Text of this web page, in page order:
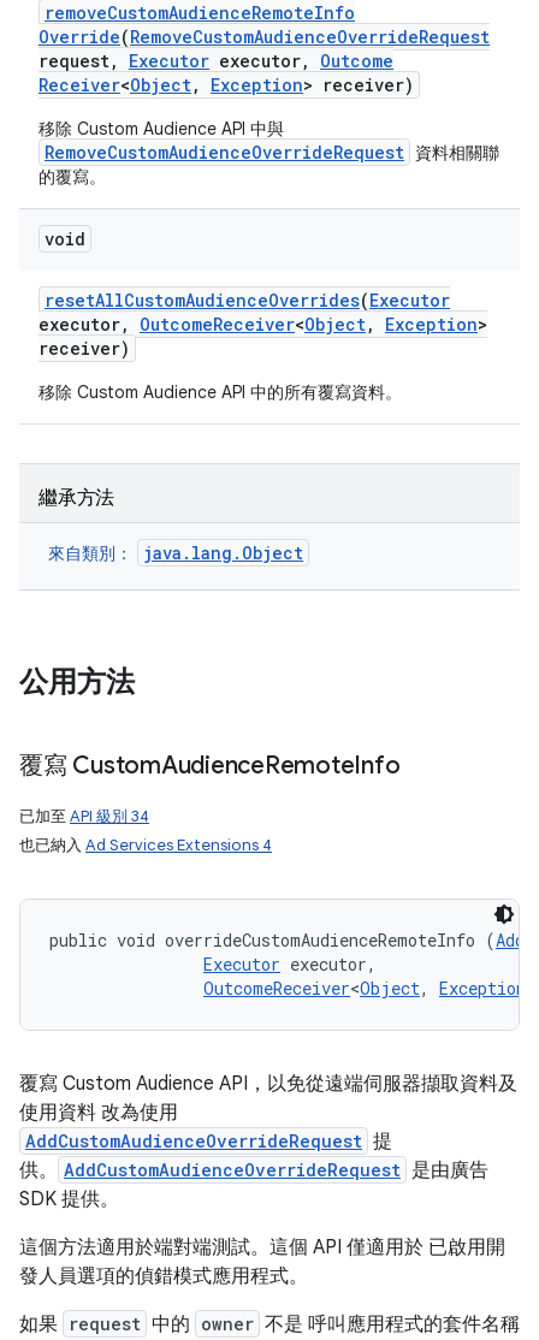
removeCustomAudienceRemoteInfo
Override(RemoveCustomAudienceOverrideRequest
request, Executor executor,
Outcome
Receiver<Object, Exception> receiver)
移除 Custom Audience API 中與
RemoveCustomAudienceOverrideRequest 資料相關聯
的覆寫。
void
resetAllCustomAudienceOverrides(Executor
executor, OutcomeReceiver<Object, Exception>
receiver)
移除 Custom Audience API 中的所有覆寫資料。
繼承方法
來自類別： java.lang.Object
公用方法
覆寫 CustomAudienceRemoteInfo
已加至 API 級別 34
也已納入 Ad Services Extensions 4
public void overrideCustomAudienceRemoteInfo (
Executor executor,
OutcomeReceiver<Object, Exception
覆寫 Custom Audience API，以免從遠端伺服器擷取資料及
使用資料 改為使用
AddCustomAudienceOverrideRequest 提
供。
AddCustomAudienceOverrideRequest 是由廣告
SDK 提供。
這個方法適用於端對端測試。這個 API 僅適用於 已啟用開
發人員選項的偵錯模式應用程式。
如果 request 中的 owner 不是 呼叫應用程式的套件名稱